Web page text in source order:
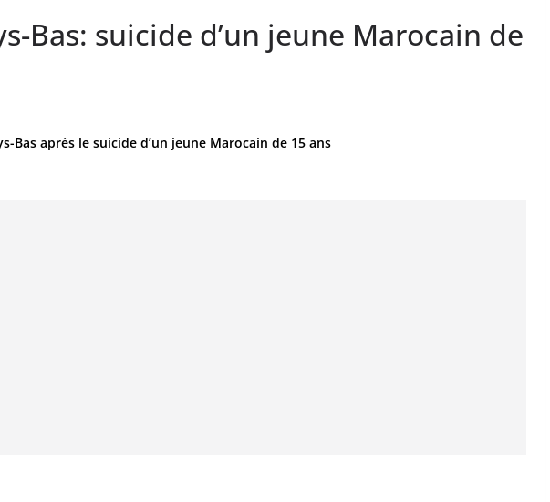
Bas: suicide d’un jeune Marocain de
Bas après le suicide d’un jeune Marocain de 15 ans